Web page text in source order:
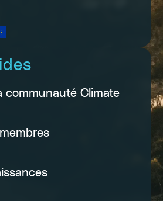
communauté Climate